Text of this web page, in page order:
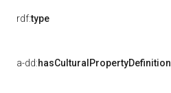
rdf:type
a-dd:hasCulturalPropertyDefinition